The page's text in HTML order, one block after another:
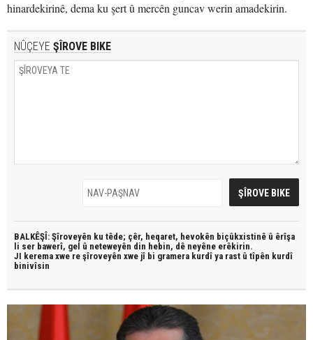
hinardekirinê, dema ku şert û mercên guncav werin amadekirin.
NÛÇEYE ŞÎROVE BIKE
BALKÊŞÎ: Şîroveyên ku têde; çêr, heqaret, hevokên biçûkxistinê û êrîşa
li ser bawerî, gel û neteweyên din hebin, dê neyêne erêkirin.
JI kerema xwe re şîroveyên xwe jî bi gramera kurdî ya rast û tîpên kurdî
binivîsin